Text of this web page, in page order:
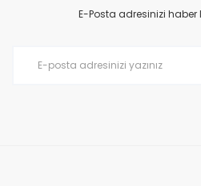
Bu ürüne benzer farklı alternatifler
E-Posta adresinizi haber